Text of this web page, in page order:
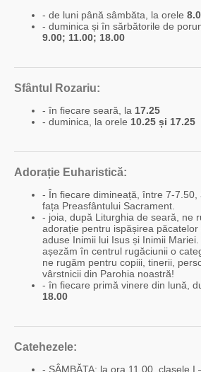
- de luni până sâmbăta, la orele
- duminica și în sărbătorile de
9.00; 11.00; 18.00
Sfântul Rozariu:
- în fiecare seară, la 17.25
- duminica, la orele 10.25 și 17.25
Adorație Euharistică:
- În fiecare dimineață, între 7-
fața Preasfântului Sacrament.
- joia, după Liturghia de seară, ne
adorație pentru ispășirea
aduse Inimii lui Isus și Inimii
așezăm în centrul rugăciunii o
ne rugăm pentru copiii, tinerii,
vârstnicii din Parohia noastră!
- în fiecare primă vinere din lună,
18.00
Catehezele:
- SÂMBĂTA: la ora 11.00, clasele I